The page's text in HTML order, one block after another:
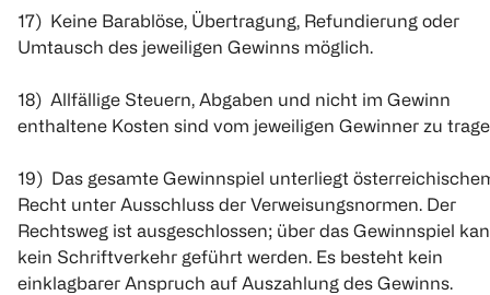
17) Keine Barablöse, Übertragung, Refundierung oder
Umtausch des jeweiligen Gewinns möglich.
18) Allfällige Steuern, Abgaben und nicht im Gewinn
enthaltene Kosten sind vom jeweiligen Gewinner zu
19) Das gesamte Gewinnspiel unterliegt
Recht unter Ausschluss der Verweisungsnormen. Der
Rechtsweg ist ausgeschlossen; über das Gewinnspiel
kein Schriftverkehr geführt werden. Es besteht kein
einklagbarer Anspruch auf Auszahlung des Gewinns.